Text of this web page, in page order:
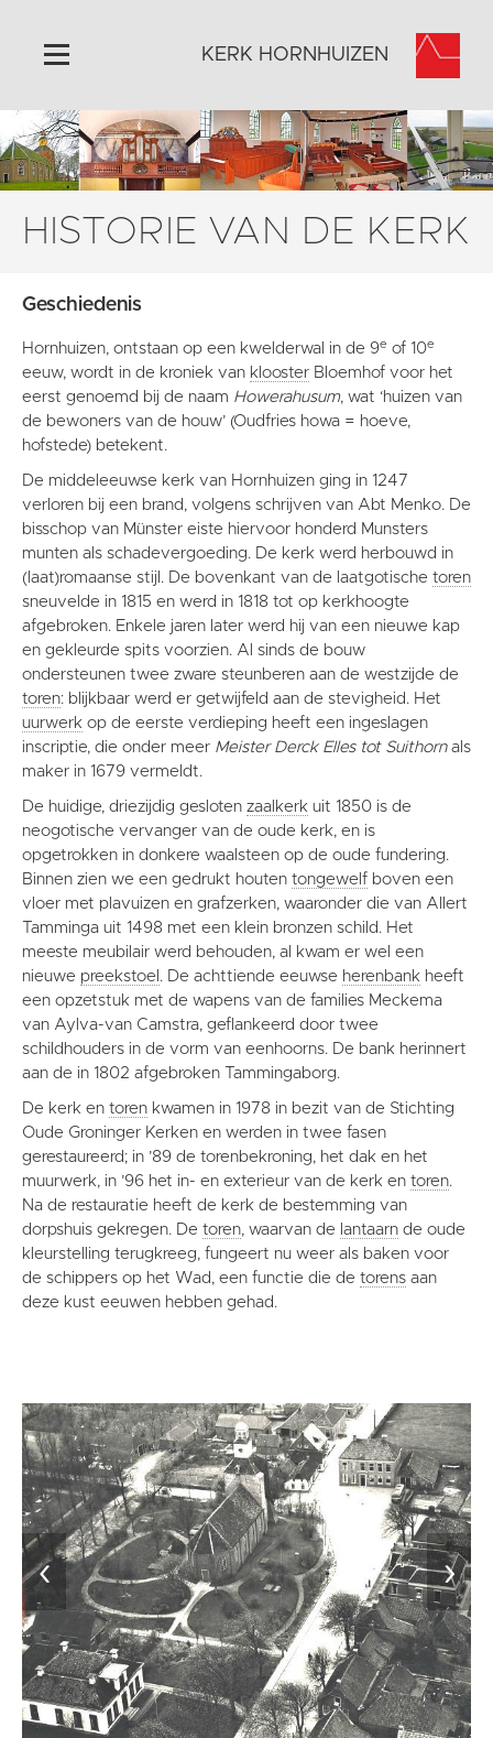
Home
Algemeen
Historie
Activiteiten
Contact
Vaktaal
KERK HORNHUIZEN
HISTORIE VAN DE KERK
Geschiedenis
Hornhuizen, ontstaan op een kwelderwal in de 9e of 10e
eeuw, wordt in de kroniek van klooster Bloemhof voor het
eerst genoemd bij de naam Howerahusum, wat ‘huizen van
de bewoners van de houw’ (Oudfries howa = hoeve,
hofstede) betekent.
De middeleeuwse kerk van Hornhuizen ging in 1247
verloren bij een brand, volgens schrijven van Abt Menko. De
bisschop van Münster eiste hiervoor honderd Munsters
munten als schadevergoeding. De kerk werd herbouwd in
(laat)romaanse stijl. De bovenkant van de laatgotische toren
sneuvelde in 1815 en werd in 1818 tot op kerkhoogte
afgebroken. Enkele jaren later werd hij van een nieuwe kap
en gekleurde spits voorzien. Al sinds de bouw
ondersteunen twee zware steunberen aan de westzijde de
toren: blijkbaar werd er getwijfeld aan de stevigheid. Het
uurwerk op de eerste verdieping heeft een ingeslagen
inscriptie, die onder meer Meister Derck Elles tot Suithornals
maker in 1679 vermeldt.
De huidige, driezijdig gesloten zaalkerk uit 1850 is de
neogotische vervanger van de oude kerk, en is
opgetrokken in donkere waalsteen op de oude fundering.
Binnen zien we een gedrukt houten tongewelf boven een
vloer met plavuizen en grafzerken, waaronder die van Allert
Tamminga uit 1498 met een klein bronzen schild. Het
meeste meubilair werd behouden, al kwam er wel een
nieuwe preekstoel . De achttiende eeuwse herenbank heeft
een opzetstuk met de wapens van de families Meckema
van Aylva-van Camstra, geflankeerd door twee
schildhouders in de vorm van eenhoorns. De bank herinnert
aan de in 1802 afgebroken Tammingaborg.
De kerk en toren kwamen in 1978 in bezit van de Stichting
Oude Groninger Kerken en werden in twee fasen
gerestaureerd; in ’89 de torenbekroning, het dak en het
muurwerk, in ’96 het in- en exterieur van de kerk en toren.
Na de restauratie heeft de kerk de bestemming van
dorpshuis gekregen. De toren, waarvan de lantaarn de oude
kleurstelling terugkreeg, fungeert nu weer als baken voor
de schippers op het Wad, een functie die de torens aan
deze kust eeuwen hebben gehad.
‹ ›